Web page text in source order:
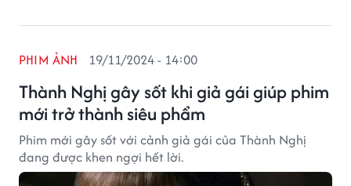
Thành Nghị gây sốt khi giả gái giúp phim
mới trở thành siêu phẩm
PHIM ẢNH 19/11/2024 - 14:00
Phim mới gây sốt với cảnh giả gái của Thành Nghị
đang được khen ngợi hết lời.